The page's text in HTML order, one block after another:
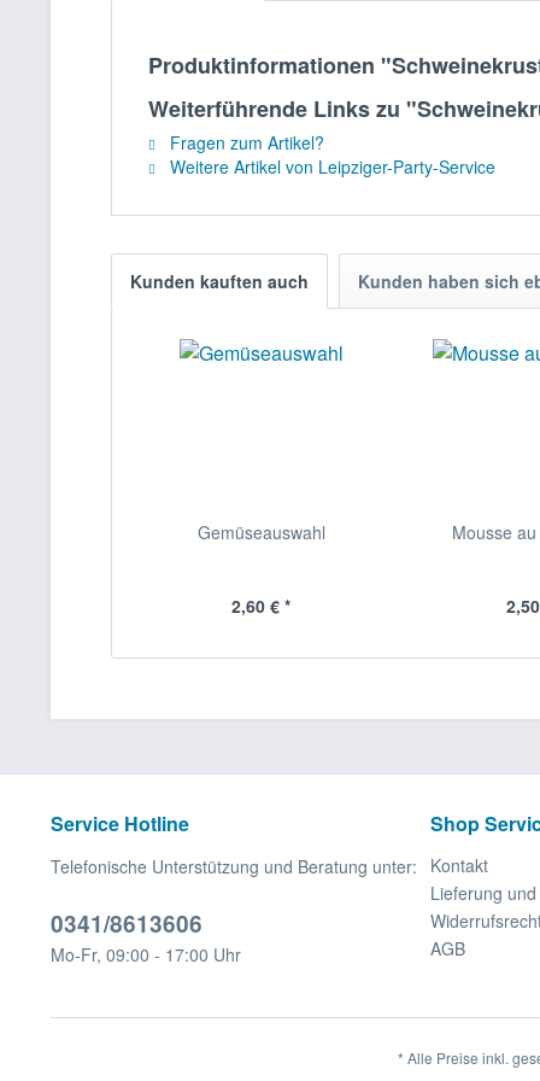
Produktinformationen
Weiterführende Links zu
Fragen zum Artikel?
Weitere Artikel von Leipziger-Party-Service
Kunden kauften auch Kunden haben sich
Gemüseauswahl
2,60 € *
Mousse
Service Hotline
Telefonische Unterstützung und Beratung unter:
0341/8613606
Mo-Fr, 09:00 - 17:00 Uhr
Shop
Kontakt
Lieferung
AGB
* Alle Preise inkl.